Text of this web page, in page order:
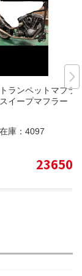
ランペットマフラ
イープマフラー
庫： 4097
23650